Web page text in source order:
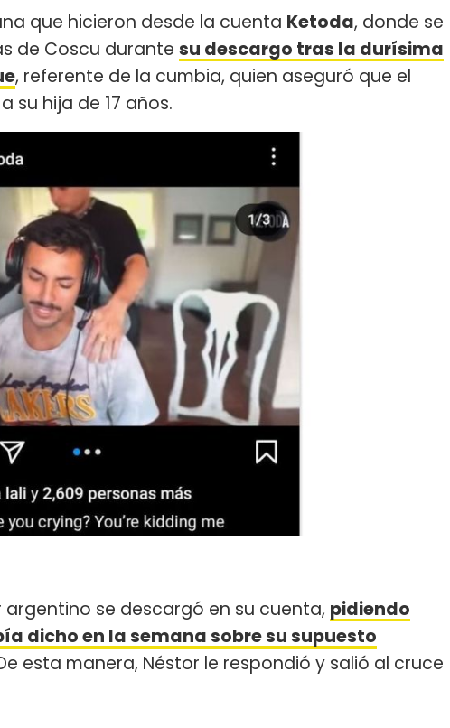
que hicieron desde la cuenta Ketoda, donde se
de Coscu durante su descargo tras la durísima
, referente de la cumbia, quien aseguró que el
su hija de 17 años.
se descargó en su cuenta, pidiendo
dicho en la semana sobre su supuesto
esta manera, Néstor le respondió y salió al cruce